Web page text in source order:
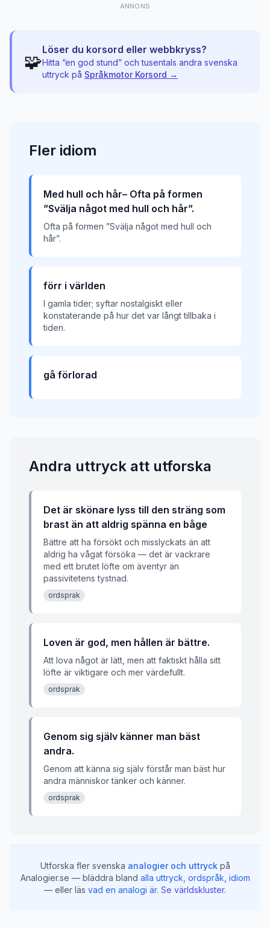
ANNONS
🧩
Löser du korsord eller webbkryss?
Hitta “en god stund” och tusentals andra svenska
uttryck på Språkmotor Korsord →
Fler idiom
Med hull och hår– Ofta på formen
”Svälja något med hull och hår”.
Ofta på formen ”Svälja något med hull och
hår”.
förr i världen
I gamla tider; syftar nostalgiskt eller
konstaterande på hur det var långt tillbaka i
tiden.
gå förlorad
Andra uttryck att utforska
Det är skönare lyss till den sträng som
brast än att aldrig spänna en båge
Bättre att ha försökt och misslyckats än att
aldrig ha vågat försöka — det är vackrare
med ett brutet löfte om äventyr än
passivitetens tystnad.
ordsprak
Loven är god, men hållen är bättre.
Att lova något är lätt, men att faktiskt hålla sitt
löfte är viktigare och mer värdefullt.
ordsprak
Genom sig själv känner man bäst
andra.
Genom att känna sig själv förstår man bäst hur
andra människor tänker och känner.
ordsprak
Utforska fler svenska analogier och uttryck på
Analogier.se — bläddra bland alla uttryck ordspråk idiom
— eller läs vad en analogi är. Se världskluster.